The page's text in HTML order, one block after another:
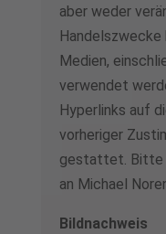
aber weder
Handelszwecke
Medien,
verwendet
Hyperlinks auf
vorheriger
gestattet. Bitte
an Michael
Bildnachweis